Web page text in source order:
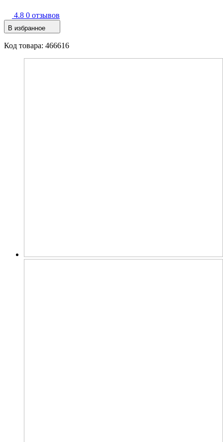
4.8 0 отзывов
В избранное
Код товара: 466616